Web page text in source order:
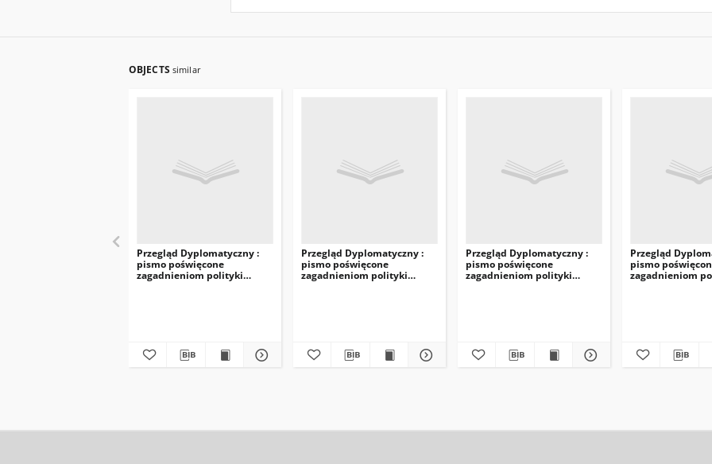
OBJECTS similar
Przegląd Dyplomatyczny :
pismo poświęcone
zagadnieniom polityki
Przegląd Dyplomatyczny :
pismo poświęcone
zagadnieniom polityki
Przegląd Dyplomatyczny :
pismo poświęcone
zagadnieniom polityki
Przegląd
pismo
zagadnieniom